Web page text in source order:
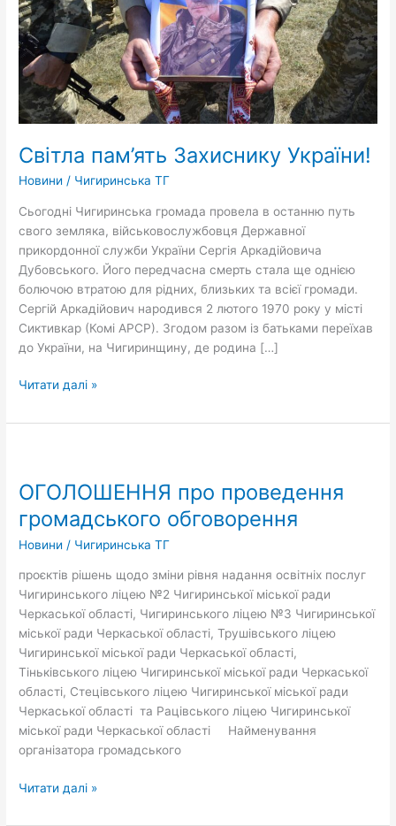
Світла пам’ять Захиснику України!
Новини / Чигиринська ТГ
Сьогодні Чигиринська громада провела в останню путь
свого земляка, військовослужбовця Державної
прикордонної служби України Сергія Аркадійовича
Дубовського. Його передчасна смерть стала ще однією
болючою втратою для рідних, близьких та всієї громади.
Сергій Аркадійович народився 2 лютого 1970 року у місті
Сиктивкар (Комі АРСР). Згодом разом із батьками переїхав
до України, на Чигиринщину, де родина […]
Читати далі »
ОГОЛОШЕННЯ про проведення
громадського обговорення
Новини / Чигиринська ТГ
проєктів рішень щодо зміни рівня надання освітніх послуг
Чигиринського ліцею №2 Чигиринської міської ради
Черкаської області, Чигиринського ліцею №3 Чигиринської
міської ради Черкаської області, Трушівського ліцею
Чигиринської міської ради Черкаської області,
Тіньківського ліцею Чигиринської міської ради Черкаської
області, Стецівського ліцею Чигиринської міської ради
Черкаської області та Рацівського ліцею Чигиринської
міської ради Черкаської області Найменування
організатора громадського
проведення
обговорення
Читати далі »